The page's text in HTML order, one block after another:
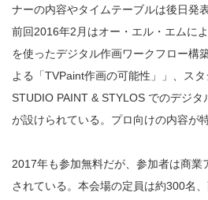
ナーの内容やタイムテーブルは後日発
前回2016年2月はオー・エル・エムに
を使ったデジタル作画ワークフロー構
よる「TVPaint作画の可能性」」、ス
STUDIO PAINT & STYLOS でのデジ
が設けられている。プロ向けの内容が
2017年も参加無料だが、参加者は商業
されている。本会場の定員は約300名